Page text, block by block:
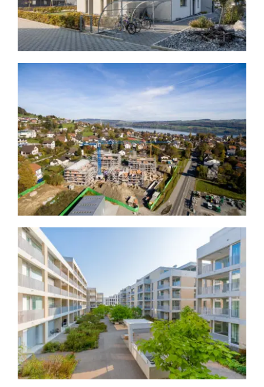
Baustellen Luftaufnahmen
Immobilien
Baufeld B Suhr
Architektur Immobilien